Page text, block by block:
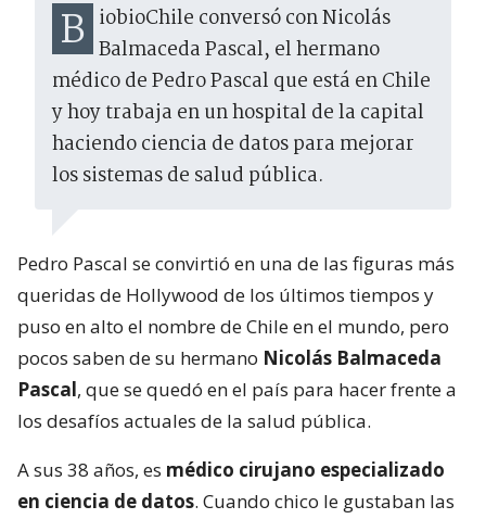
BiobioChile conversó con Nicolás Balmaceda Pascal, el hermano
médico de Pedro Pascal que está en Chile
y hoy trabaja en un hospital de la capital
haciendo ciencia de datos para mejorar
los sistemas de salud pública.
Pedro Pascal se convirtió en una de las figuras más
queridas de Hollywood de los últimos tiempos y
puso en alto el nombre de Chile en el mundo, pero
pocos saben de su hermano Nicolás Balmaceda
Pascal, que se quedó en el país para hacer frente a
los desafíos actuales de la salud pública.
A sus 38 años, es médico cirujano especializado
en ciencia de datos. Cuando chico le gustaban las